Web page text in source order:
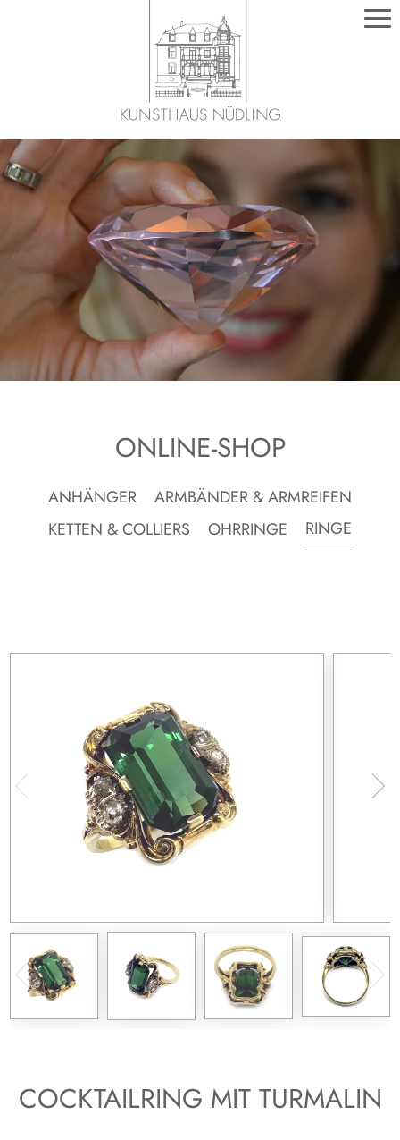
ONLINE-SHOP
ANHÄNGER
ARMBÄNDER & ARMREIFEN
KETTEN & COLLIERS
OHRRINGE RINGE
COCKTAILRING MIT TURMALIN